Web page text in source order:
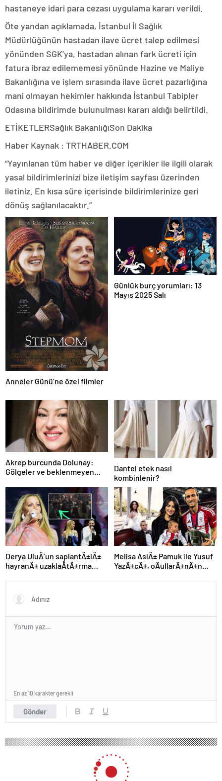
hastaneye idari para cezası uygulama kararı verildi.
Öte yandan açıklamada, İstanbul İl Sağlık
Müdürlüğünün hastadan ilave ücret talep edilmesi
yönünden SGK’ya, hastadan alınan fark ücreti için
fatura ibraz edilememesi yönünde Hazine ve Maliye
Bakanlığına ve işlem sırasında ilave ücret pazarlığına
mani olmayan hekimler hakkında İstanbul Tabipler
Odasına bildirimde bulunulması kararı aldığı belirtildi.
ETİKETLERSağlık BakanlığıSon Dakika
Haber Kaynak : TRTHABER.COM
“Yayınlanan tüm haber ve diğer içerikler ile ilgili olarak
yasal bildirimlerinizi bize iletişim sayfası üzerinden
iletiniz. En kısa süre içerisinde bildirimlerinize geri
dönüş sağlanılacaktır.”
Anneler Günü’ne özel filmler
Günlük burç yorumları: 13
Mayıs 2025 Salı
Akrep burcunda Dolunay:
Gölgeler ve beklenmeyen
Dantel etek nasıl
kombinlenir?
Derya UluÄ’un saplantÄ±lÄ±
hayranÄ± uzaklaÅtÄ±rma
Ã¶n sÄ±radan konseri izledi
Melisa AslÄ± Pamuk ile Yusuf
YazÄ±cÄ±, oÄullarÄ±nÄ±n
gÃ¶sterdi
Gönder
En az 10 karakter gerekli